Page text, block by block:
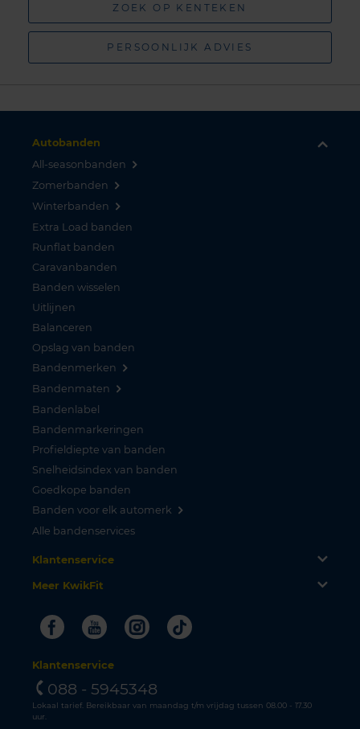
ZOEK OP KENTEKEN
PERSOONLIJK ADVIES
Autobanden
All-seasonbanden
Zomerbanden
Winterbanden
Extra Load banden
Runflat banden
Caravanbanden
Banden wisselen
Uitlijnen
Balanceren
Opslag van banden
Bandenmerken
Bandenmaten
Bandenlabel
Bandenmarkeringen
Profieldiepte van banden
Snelheidsindex van banden
Goedkope banden
Banden voor elk automerk
Alle bandenservices
Klantenservice
Meer KwikFit
FacebookYoutubeInstagram
Tiktok
Klantenservice
088 - 5945348
Lokaal tarief. Bereikbaar van maandag t/m vrijdag tussen 08.00 - 17.30
uur.